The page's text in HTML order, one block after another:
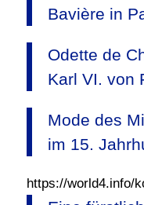
Bavière in
Odette de
Karl VI. von
Mode des
im 15.
https://world4.info/